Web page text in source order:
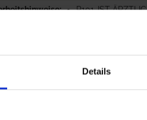
Details
P101-IST
P102-DARF...